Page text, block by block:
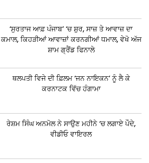
‘ਸੁਰਤਾਜ ਆਫ਼ ਪੰਜਾਬ’ ‘ਚ ਸ਼ੁਰ, ਸਾਜ਼ ਤੇ ਆਵਾਜ਼ ਦਾ
ਕਮਾਲ, ਕਿਹੜੀਆਂ ਆਵਾਜ਼ਾਂ ਕਰਨਗੀਆਂ ਧਮਾਲ, ਵੇਖੋ ਅੱਜ
ਸ਼ਾਮ ਗ੍ਰੈਂਡ ਫਿਨਾਲੇ
ਥਲਪਤੀ ਵਿਜੇ ਦੀ ਫ਼ਿਲਮ ‘ਜਨ ਨਾਇਕਨ’ ਨੂੰ ਲੈ ਕੇ
ਕਰਨਾਟਕ ਵਿੱਚ ਹੰਗਾਮਾ
ਰੇਸ਼ਮ ਸਿੰਘ ਅਨਮੋਲ ਨੇ ਸਾਉਣ ਮਹੀਨੇ ‘ਚ ਲਗਾਏ ਪੌਦੇ,
ਵੀਡੀਓ ਵਾਇਰਲ